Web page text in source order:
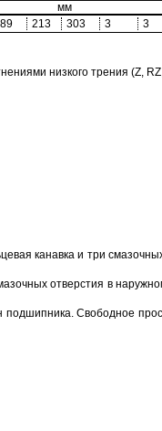
мм
213 303 3 3
низкого трения (Z,
канавка и три
отверстия в
подшипника. Свободное